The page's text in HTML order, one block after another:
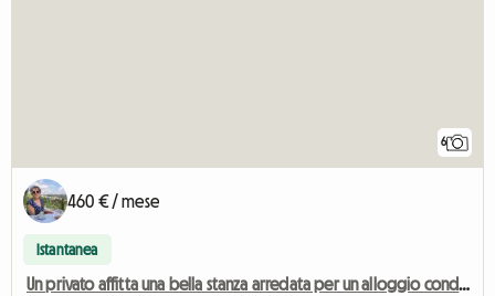
6
460 € / mese
Istantanea
Un privato affitta una bella stanza arredata per un alloggio condiviso.